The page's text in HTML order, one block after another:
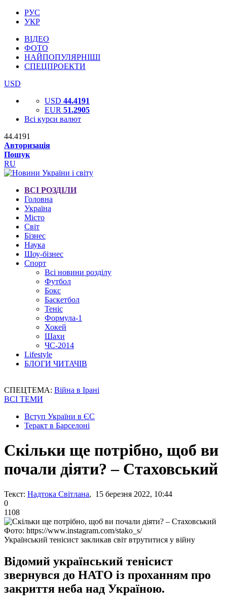
РУС
УКР
ВІДЕО
ФОТО
НАЙПОПУЛЯРНІШІ
СПЕЦПРОЕКТИ
USD
USD 44.4191
EUR 51.2905
Всі курси валют
44.4191
Авторизація
Пошук
RU
ВСІ РОЗДІЛИ
Головна
Україна
Місто
Світ
Бізнес
Наука
Шоу-бізнес
Спорт
Всі новини розділу
Футбол
Бокс
Баскетбол
Теніс
Формула-1
Хокей
Шахи
ЧС-2014
Lifestyle
БЛОГИ ЧИТАЧІВ
СПЕЦТЕМА: Війна в Ірані
ВСІ ТЕМИ
Вступ України в ЄС
Теракт в Барселоні
Скільки ще потрібно, щоб ви
почали діяти? – Стаховський
Текст: Надтока Світлана, 15 березня 2022, 10:44
0
1108
Фото: https://www.instagram.com/stako_s/
Український тенісист закликав світ втрутитися у війну
Відомий український тенісист
звернувся до НАТО із проханням про
закриття неба над Україною.